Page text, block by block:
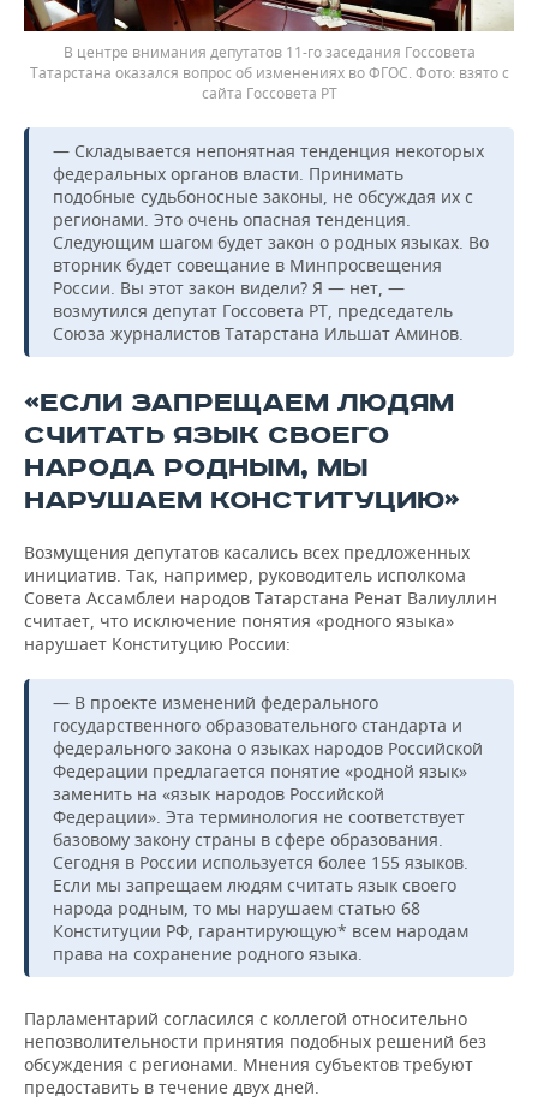
В центре внимания депутатов 11-го заседания Госсовета
Татарстана оказался вопрос об изменениях во ФГОС.
взято с
сайта Госсовета РТ
— Складывается непонятная тенденция некоторых
федеральных органов власти. Принимать
подобные судьбоносные законы, не обсуждая их с
регионами. Это очень опасная тенденция.
Следующим шагом будет закон о родных языках. Во
вторник будет совещание в Минпросвещения
России. Вы этот закон видели? Я — нет, —
возмутился депутат Госсовета РТ, председатель
Союза журналистов Татарстана Ильшат Аминов.
«ЕСЛИ ЗАПРЕЩАЕМ ЛЮДЯМ
СЧИТАТЬ ЯЗЫК СВОЕГО
НАРОДА РОДНЫМ, МЫ
НАРУШАЕМ КОНСТИТУЦИЮ»
Возмущения депутатов касались всех предложенных
инициатив. Так, например, руководитель исполкома
Совета Ассамблеи народов Татарстана Ренат Валиуллин
считает, что исключение понятия «родного языка»
нарушает Конституцию России:
— В проекте изменений федерального
государственного образовательного стандарта и
федерального закона о языках народов Российской
Федерации предлагается понятие «родной язык»
заменить на «язык народов Российской
Федерации». Эта терминология не соответствует
базовому закону страны в сфере образования.
Сегодня в России используется более 155 языков.
Если мы запрещаем людям считать язык своего
народа родным, то мы нарушаем статью 68
Конституции РФ, гарантирующую* всем народам
права на сохранение родного языка.
Парламентарий согласился с коллегой относительно
непозволительности принятия подобных решений без
обсуждения с регионами. Мнения субъектов требуют
предоставить в течение двух дней.